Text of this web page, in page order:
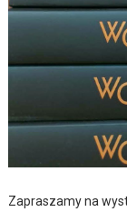
Zapraszamy na